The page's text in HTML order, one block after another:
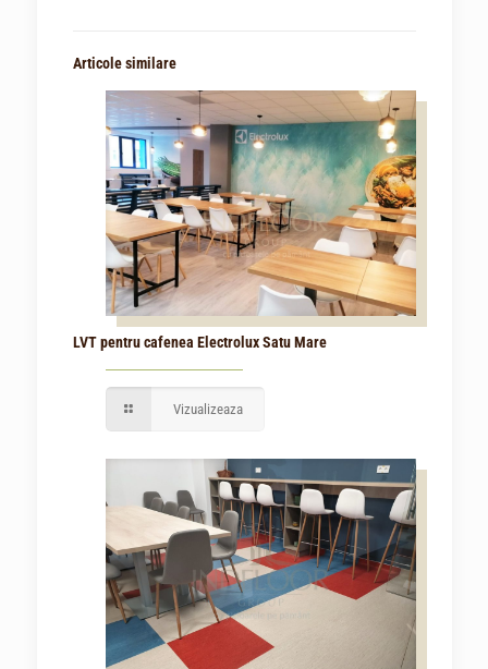
Articole similare
LVT pentru cafenea Electrolux Satu Mare
Vizualizeaza